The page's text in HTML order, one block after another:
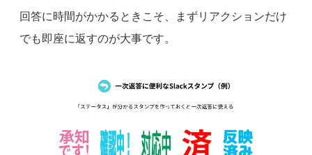
回答に時間がかかるときこそ、まずリアクションだけ
でも即座に返すのが大事です。